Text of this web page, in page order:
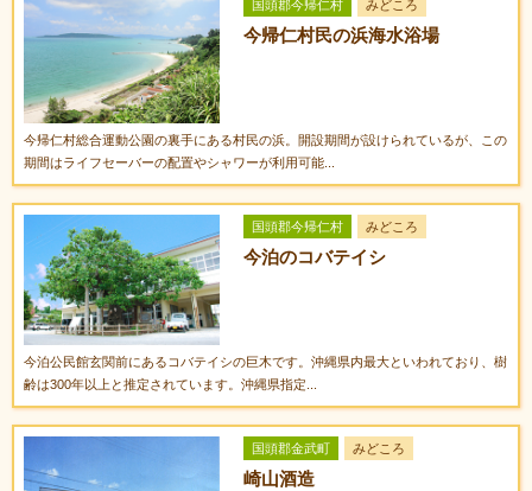
国頭郡今帰仁村 みどころ
今帰仁村民の浜海水浴場
今帰仁村総合運動公園の裏手にある村民の浜。開設期間が設けられているが、この
期間はライフセーバーの配置やシャワーが利用可能...
国頭郡今帰仁村 みどころ
今泊のコバテイシ
今泊公民館玄関前にあるコバテイシの巨木です。沖縄県内最大といわれており、樹
齢は300年以上と推定されています。沖縄県指定...
国頭郡金武町 みどころ
崎山酒造